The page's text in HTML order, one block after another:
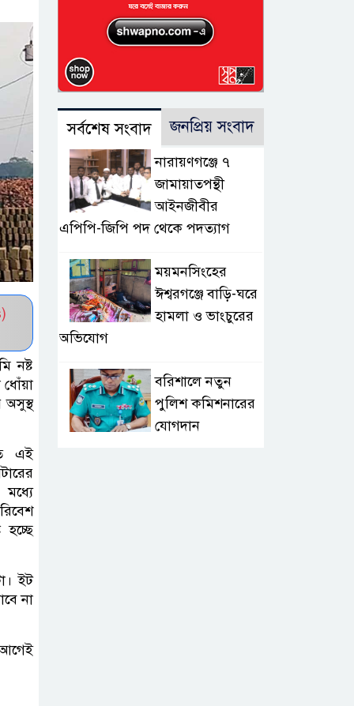
নষ্ট
ধোঁয়া
অসুস্থ
এই
হচ্ছে
ইট
না
আগেই
সর্বশেষ সংবাদ জনপ্রিয় সংবাদ
নারায়ণগঞ্জে ৭
জামায়াতপন্থী
আইনজীবীর
এপিপি-জিপি পদ থেকে পদত্যাগ
ময়মনসিংহের
ঈশ্বরগঞ্জে বাড়ি-ঘরে
হামলা ও ভাংচুরের
অভিযোগ
বরিশালে নতুন
পুলিশ কমিশনারের
যোগদান